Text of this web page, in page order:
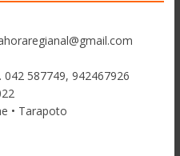
042 587749, 942467926
• Tarapoto